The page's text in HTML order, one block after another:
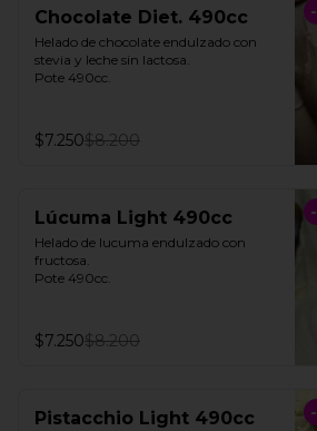
-
Chocolate Diet. 490cc
Helado de chocolate endulzado con
stevia y leche sin lactosa.
Pote 490cc.
$7.250$8.200
-
Lúcuma Light 490cc
Helado de lucuma endulzado con
fructosa.
Pote 490cc.
$7.250$8.200
-
Pistacchio Light 490cc